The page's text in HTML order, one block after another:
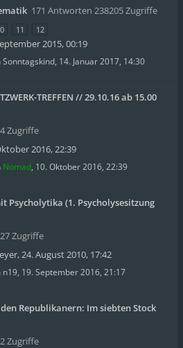
171 Antworten 238205 Zugriffe
11 12
2015, 00:19
Sonntagskind, 14. Januar 2017, 14:30
TREFFEN // 29.10.16 ab 15.00
Zugriffe
2016, 22:39
Nomad, 10. Oktober 2016, 22:39
Psycholytika (1. Psycholysesitzung
Zugriffe
,24. August 2010, 17:42
n19, 19. September 2016, 21:17
Republikanern: Im siebten Stock
Zugriffe